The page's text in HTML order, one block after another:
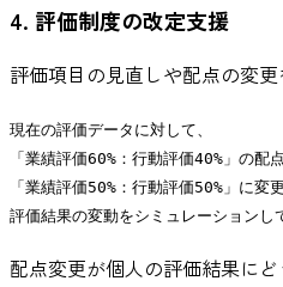
4. 評価制度の改定支援
評価項目の見直しや配点の変
現在の評価データに対して、
「業績評価60%：行動評価40%」の配
「業績評価50%：行動評価50%」に変
配点変更が個人の評価結果に